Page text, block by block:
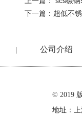
下一篇： 超低不
| 公司介绍
© 2019
地址：